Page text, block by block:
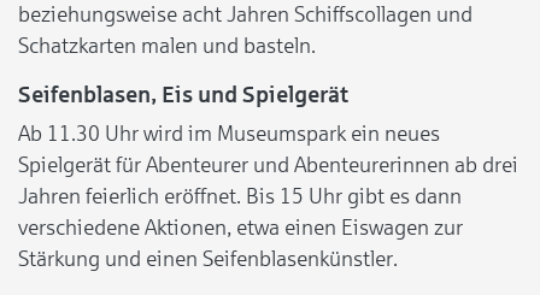
beziehungsweise acht Jahren Schiffscollagen und
Schatzkarten malen und basteln.
Seifenblasen, Eis und Spielgerät
Ab 11.30 Uhr wird im Museumspark ein neues
Spielgerät für Abenteurer und Abenteurerinnen ab drei
Jahren feierlich eröffnet. Bis 15 Uhr gibt es dann
verschiedene Aktionen, etwa einen Eiswagen zur
Stärkung und einen Seifenblasenkünstler.